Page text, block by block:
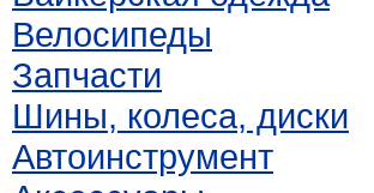
Велосипеды
Запчасти
Шины, колеса, диски
Автоинструмент